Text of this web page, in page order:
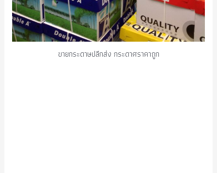
ขายกระดาษปลีกส่ง กระดาศราคาถูก